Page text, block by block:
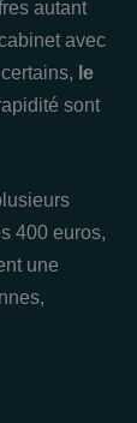
autant
avec
le
sont
400 euros,
une